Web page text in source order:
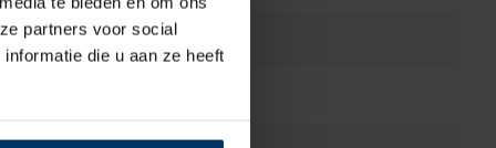
partners voor social
die u aan ze heeft